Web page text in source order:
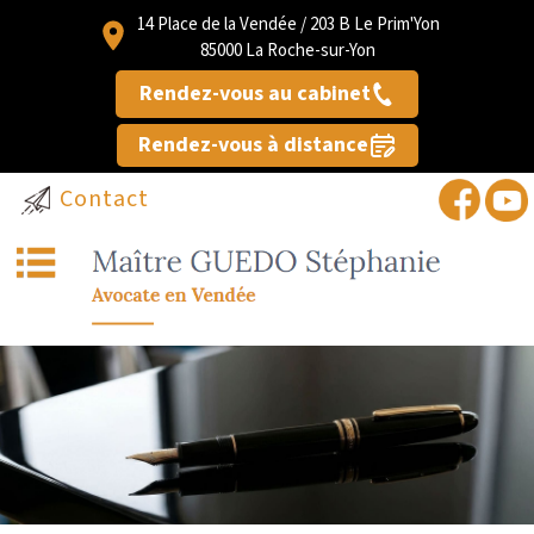
14 Place de la Vendée / 203 B Le Prim'Yon
85000 La Roche-sur-Yon
Rendez-vous au cabinet
Rendez-vous à distance
Contact